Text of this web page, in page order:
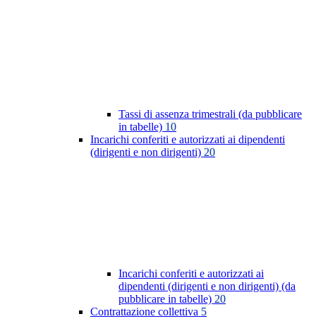
Tassi di assenza trimestrali (da pubblicare
in tabelle) 10
Incarichi conferiti e autorizzati ai dipendenti
(dirigenti e non dirigenti) 20
Incarichi conferiti e autorizzati ai
dipendenti (dirigenti e non dirigenti) (da
pubblicare in tabelle) 20
Contrattazione collettiva 5